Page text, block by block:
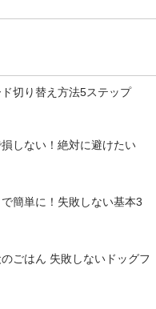
切り替え方法5ステップ
損しない！絶対に避けたい
簡単に！失敗しない基本3
ごはん 失敗しないドッグフ